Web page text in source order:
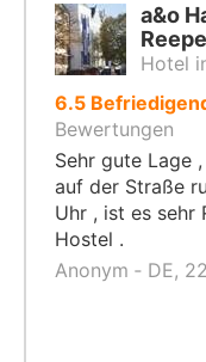
a&o
Hotel
6.5von
10,
Bewertungen
Sehr gute Lage
auf der Straße
Uhr , ist es sehr
Hostel .
Anonym ‐ DE,